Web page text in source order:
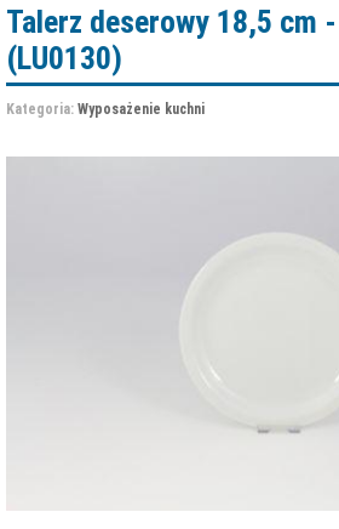
W KINACH
Talerz deserowy 18,5 cm -
(LU0130)
Kategoria: Wyposażenie kuchni